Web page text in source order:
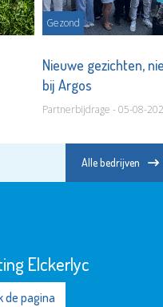
Gezond
Nieuwe gezichten,
bij Argos
Partnerbijdrage - 05-08-
Alle bedrijven
Elckerlyc
de pagina